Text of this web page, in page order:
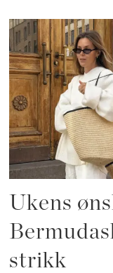
Ukens
strikk